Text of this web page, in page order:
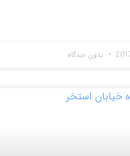
بدون دیدگاه